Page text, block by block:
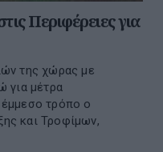
Περιφέρειες για
της χώρας με
για μέτρα
έμμεσο τρόπο ο
και Τροφίμων,